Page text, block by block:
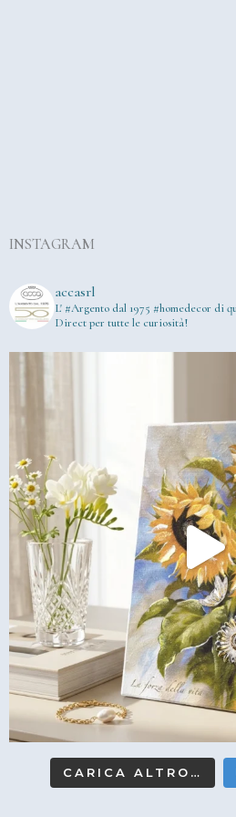
INSTAGRAM
accasrl
L' #Argento dal 1975 #homedecor di
Direct per tutte le curiosità!
CARICA ALTRO…